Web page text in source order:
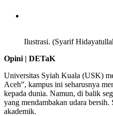
Ilustrasi. (Syarif
Opini | DETaK
Universitas Syiah Kuala (USK)
Aceh”, kampus ini seharusnya
kepada dunia. Namun, di balik
yang mendambakan udara
akademik.